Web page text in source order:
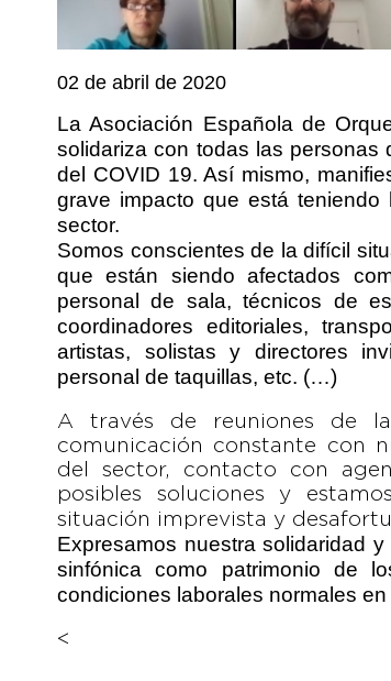
02 de abril de 2020
La Asociación Española de
solidariza con todas las personas
del COVID 19. Así mismo,
grave impacto que está
sector.
Somos conscientes de la difícil
que están siendo afectados
personal de sala, técnicos de
coordinadores editoriales,
artistas, solistas y directores
personal de taquillas, etc. (…)
A través de reuniones de
comunicación constante con
del sector, contacto con
posibles soluciones y
situación imprevista y
Expresamos nuestra solidaridad
sinfónica como patrimonio de
condiciones laborales normales
<